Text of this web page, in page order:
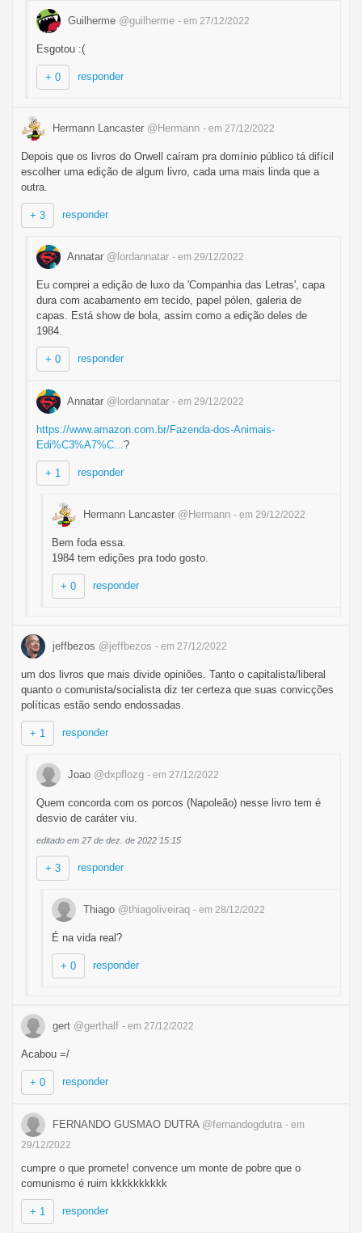
Guilherme @guilherme - em 27/12/2022
Esgotou :(
+ 0 responder
Hermann Lancaster @Hermann - em 27/12/2022
Depois que os livros do Orwell caíram pra domínio público tá difícil
escolher uma edição de algum livro, cada uma mais linda que a
outra.
+ 3 responder
Annatar @lordannatar - em 29/12/2022
Eu comprei a edição de luxo da 'Companhia das Letras', capa
dura com acabamento em tecido, papel pólen, galeria de
capas. Está show de bola, assim como a edição deles de
1984.
+ 0 responder
Annatar @lordannatar - em 29/12/2022
https://www.amazon.com.br/Fazenda-dos-Animais-
Edi%C3%A7%C...?
+ 1 responder
Hermann Lancaster @Hermann - em 29/12/2022
Bem foda essa.
1984 tem edições pra todo gosto.
+ 0 responder
jeffbezos @jeffbezos - em 27/12/2022
um dos livros que mais divide opiniões. Tanto o capitalista/liberal
quanto o comunista/socialista diz ter certeza que suas convicções
políticas estão sendo endossadas.
+ 1 responder
Joao @dxpflozg - em 27/12/2022
Quem concorda com os porcos (Napoleão) nesse livro tem é
desvio de caráter viu.
editado em 27 de dez. de 2022 15:15
+ 3 responder
Thiago @thiagoliveiraq - em 28/12/2022
É na vida real?
+ 0 responder
gert @gerthalf - em 27/12/2022
Acabou =/
+ 0 responder
FERNANDO GUSMAO DUTRA @fernandogdutra - em
29/12/2022
cumpre o que promete! convence um monte de pobre que o
comunismo é ruim kkkkkkkkkk
+ 1 responder